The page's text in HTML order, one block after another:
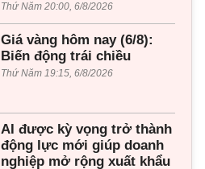
Thứ Năm 20:00, 6/8/2026
Giá vàng hôm nay (6/8):
Biến động trái chiều
Thứ Năm 19:15, 6/8/2026
AI được kỳ vọng trở thành
động lực mới giúp doanh
nghiệp mở rộng xuất khẩu